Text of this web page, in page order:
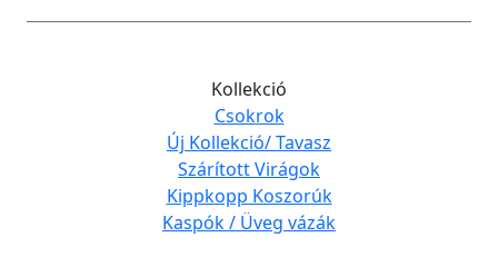
Kollekció
Csokrok
Új Kollekció/ Tavasz
Szárított Virágok
Kippkopp Koszorúk
Kaspók / Üveg vázák